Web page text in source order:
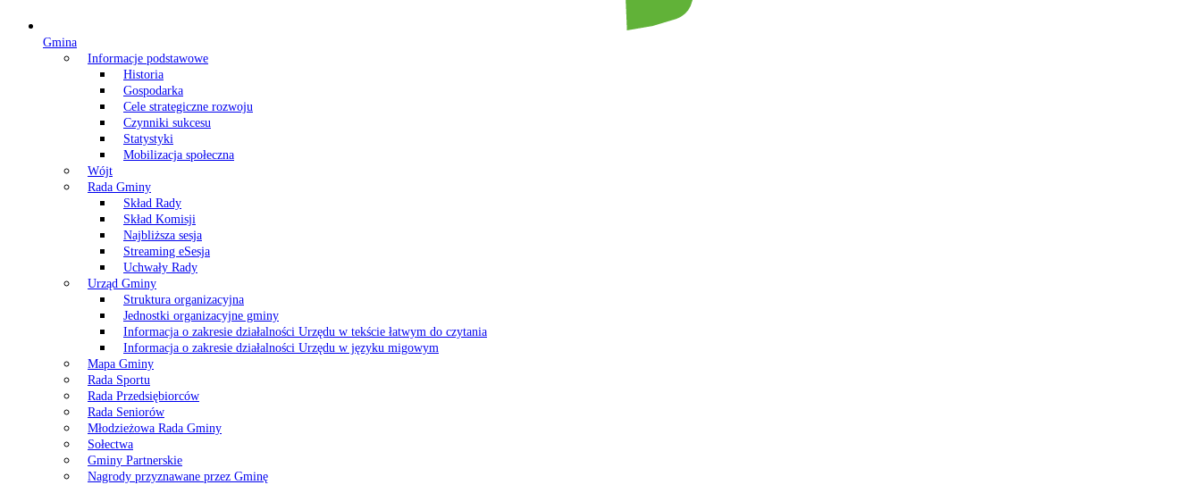
Gmina
Informacje podstawowe
Historia
Gospodarka
Cele strategiczne rozwoju
Czynniki sukcesu
Statystyki
Mobilizacja społeczna
Wójt
Rada Gminy
Skład Rady
Skład Komisji
Najbliższa sesja
Streaming eSesja
Uchwały Rady
Urząd Gminy
Struktura organizacyjna
Jednostki organizacyjne gminy
Informacja o zakresie działalności Urzędu w tekście łatwym do czytania
Informacja o zakresie działalności Urzędu w języku migowym
Mapa Gminy
Rada Sportu
Rada Przedsiębiorców
Rada Seniorów
Młodzieżowa Rada Gminy
Sołectwa
Gminy Partnerskie
Nagrody przyznawane przez Gminę